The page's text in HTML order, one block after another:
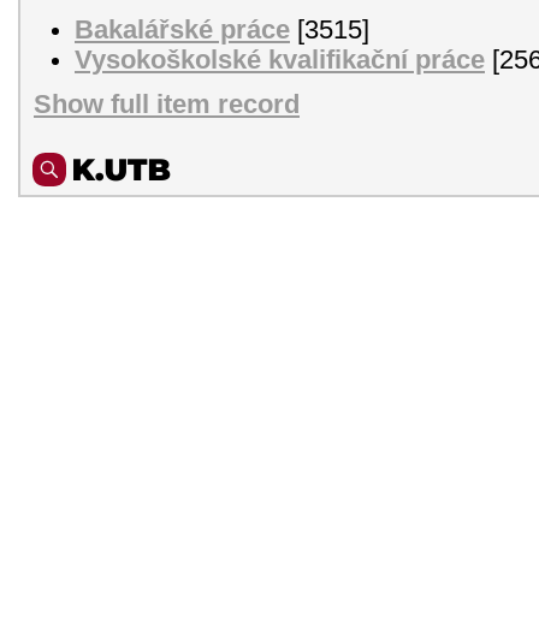
Bakalářské práce [3515]
Vysokoškolské kvalifikační práce
Show full item record